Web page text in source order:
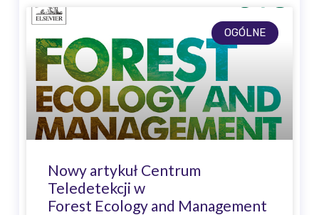
OGÓLNE
Nowy artykuł Centrum
Teledetekcji w
Forest Ecology and Management